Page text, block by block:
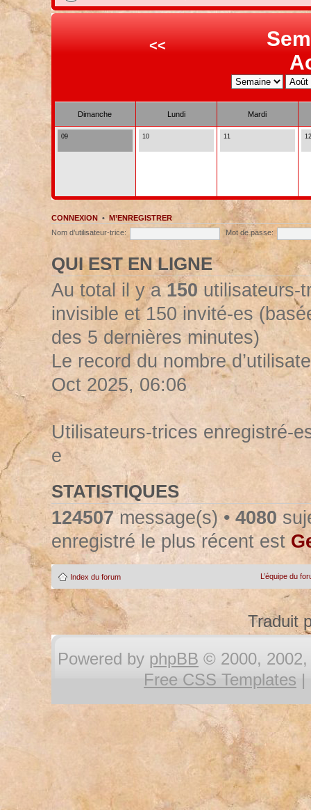
<<
Dimanche Lundi Mardi
09 10 11 12
CONNEXION• M’ENREGISTRER
Nom d’utilisateur-trice:
Mot de passe:
QUI EST EN LIGNE
Au total il y a150 utilisateurs-
invisible et 150 invité-es
des 5 dernières minutes)
Le record du nombre
Oct 2025, 06:06
Utilisateurs-trices enregistré-
e
STATISTIQUES
124507message(s) • 4080
enregistré le plus récent est
Index du forum L’équipe du
Traduit
Powered by phpBB © 2000, 2002,
Free CSS Templates |